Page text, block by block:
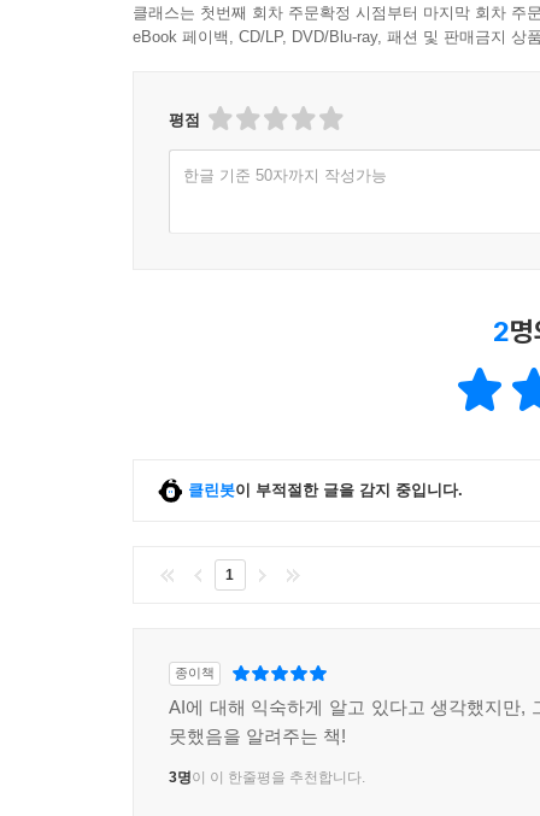
클래스는 첫번째 회차 주문확정 시점부터 마지막 회차 주
eBook 페이백, CD/LP, DVD/Blu-ray, 패션 및 판매금지 상
평점
한글 기준 50자까지 작성가능
2
클린봇이 부적절한 글을 감지 중입니다.
1
종이책
AI에 대해 익숙하게 알고 있다고 생각했지만,
못했음을 알려주는 책!
3명이 이 한줄평을 추천합니다.